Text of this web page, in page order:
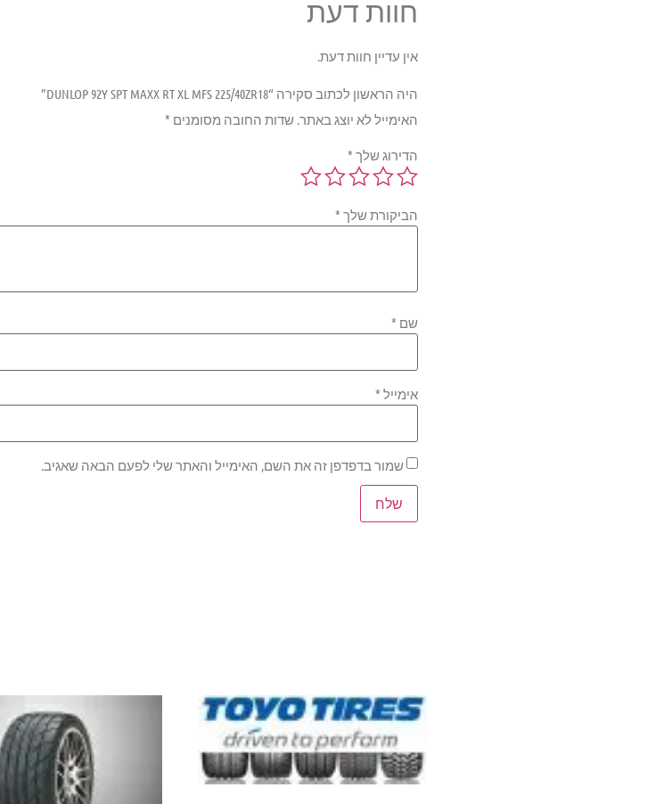
חוות דעת
אין עדיין חוות דעת.
היה הראשון לכתוב סקירה “DUNLOP 92Y SPT MAXX RT XL MFS 225/40ZR18”
האימייל לא יוצג באתר. שדות החובה מסומנים *
הדירוג שלך *
הביקורת שלך *
שם *
אימייל *
שמור בדפדפן זה את השם, האימייל והאתר שלי לפעם הבאה שאגיב.